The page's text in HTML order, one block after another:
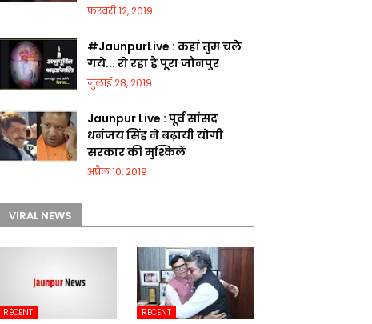
फ़रवरी 12, 2019
#JaunpurLive : कहां तुम चले
गये... रो रहा है पूरा जौनपुर
जुलाई 28, 2019
Jaunpur Live : पूर्व सांसद
धनंजय सिंह ने बढ़ायी योगी
सरकार की मुश्किलें
अप्रैल 10, 2019
VIRAL NEWS
RECENT RECENT